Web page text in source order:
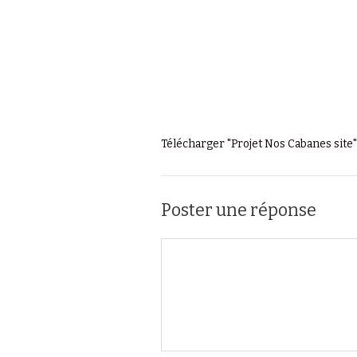
Télécharger "Projet Nos Cabanes site"
Poster une réponse